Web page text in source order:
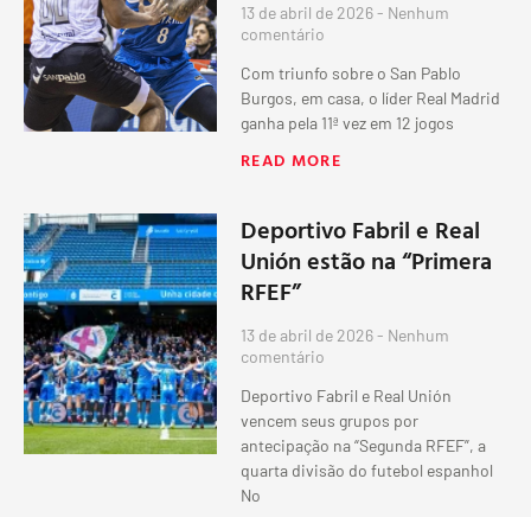
13 de abril de 2026 Nenhum
comentário
Com triunfo sobre o San Pablo
Burgos, em casa, o líder Real Madrid
ganha pela 11ª vez em 12 jogos
READ MORE
Deportivo Fabril e Real
Unión estão na “Primera
RFEF”
13 de abril de 2026 Nenhum
comentário
Deportivo Fabril e Real Unión
vencem seus grupos por
antecipação na “Segunda RFEF”, a
quarta divisão do futebol espanhol
No